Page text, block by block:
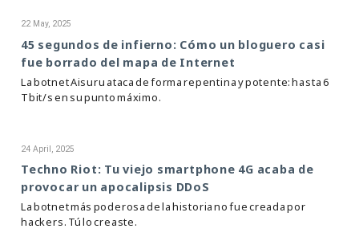
22 May, 2025
45 segundos de infierno: Cómo un bloguero casi
fue borrado del mapa de Internet
La botnet Aisuru ataca de forma repentina y potente: hasta 6
Tbit/s en su punto máximo.
24 April, 2025
Techno Riot: Tu viejo smartphone 4G acaba de
provocar un apocalipsis DDoS
La botnet más poderosa de la historia no fue creada por
hackers. Tú lo creaste.